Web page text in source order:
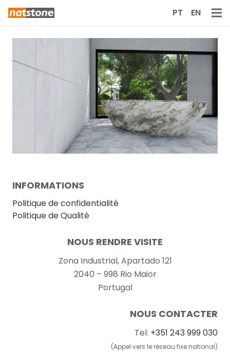
PT EN
INFORMATIONS
Politique de confidentialité
Politique de Qualité
NOUS RENDRE VISITE
Zona Industrial, Apartado 121
2040 – 998 Rio Maior
Portugal
NOUS CONTACTER
Tel: +351 243 999 030
(Appel vers le réseau fixe national)